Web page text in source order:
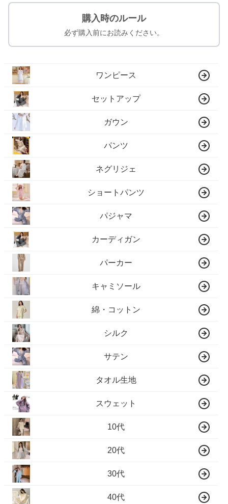
購入時のルール
必ず購入前にお読みください。
ワンピース
セットアップ
ガウン
パンツ
ネグリジェ
ショートパンツ
パジャマ
カーディガン
パーカー
キャミソール
綿・コットン
シルク
サテン
タオル生地
スウェット
10代
20代
30代
40代